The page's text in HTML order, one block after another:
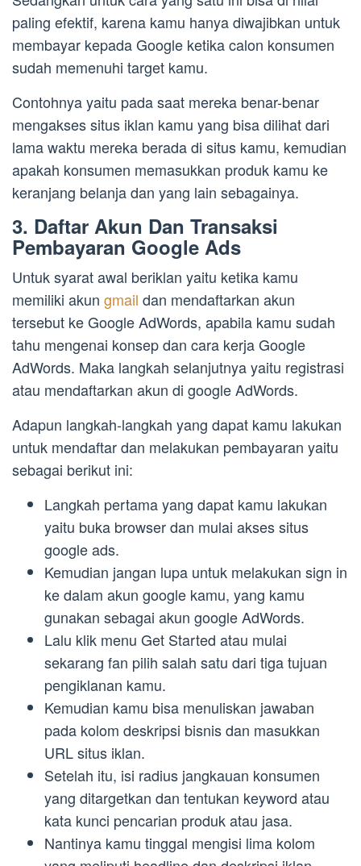
paling efektif, karena kamu hanya diwajibkan untuk
membayar kepada Google ketika calon konsumen
sudah memenuhi target kamu.
Contohnya yaitu pada saat mereka benar-benar
mengakses situs iklan kamu yang bisa dilihat dari
lama waktu mereka berada di situs kamu, kemudian
apakah konsumen memasukkan produk kamu ke
keranjang belanja dan yang lain sebagainya.
3. Daftar Akun Dan Transaksi
Pembayaran Google Ads
Untuk syarat awal beriklan yaitu ketika kamu
memiliki akun gmail dan mendaftarkan akun
tersebut ke Google AdWords, apabila kamu sudah
tahu mengenai konsep dan cara kerja Google
AdWords. Maka langkah selanjutnya yaitu registrasi
atau mendaftarkan akun di google AdWords.
Adapun langkah-langkah yang dapat kamu lakukan
untuk mendaftar dan melakukan pembayaran yaitu
sebagai berikut ini:
Langkah pertama yang dapat kamu lakukan
yaitu buka browser dan mulai akses situs
google ads.
Kemudian jangan lupa untuk melakukan sign in
ke dalam akun google kamu, yang kamu
gunakan sebagai akun google AdWords.
Lalu klik menu Get Started atau mulai
sekarang fan pilih salah satu dari tiga tujuan
pengiklanan kamu.
Kemudian kamu bisa menuliskan jawaban
pada kolom deskripsi bisnis dan masukkan
URL situs iklan.
Setelah itu, isi radius jangkauan konsumen
yang ditargetkan dan tentukan keyword atau
kata kunci pencarian produk atau jasa.
Nantinya kamu tinggal mengisi lima kolom